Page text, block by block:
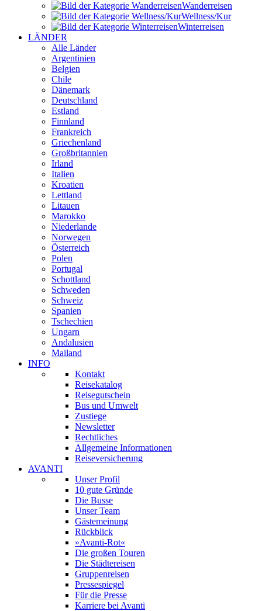
Wander­reisen
Wellness/Kur
Winter­reisen
LÄNDER
Alle Länder
Argentinien
Belgien
Chile
Dänemark
Deutschland
Estland
Finnland
Frankreich
Griechenland
Großbritannien
Irland
Italien
Kroatien
Lettland
Litauen
Marokko
Niederlande
Norwegen
Österreich
Polen
Portugal
Schottland
Schweden
Schweiz
Spanien
Tschechien
Ungarn
Andalusien
Mailand
INFO
Kontakt
Reisekatalog
Reisegutschein
Bus und Umwelt
Zustiege
Newsletter
Rechtliches
Allgemeine Informationen
Reiseversicherung
AVANTI
Unser Profil
10 gute Gründe
Die Busse
Unser Team
Gästemeinung
Rückblick
»Avanti-Rot«
Die großen Touren
Die Städtereisen
Gruppenreisen
Pressespiegel
Für die Presse
Karriere bei Avanti